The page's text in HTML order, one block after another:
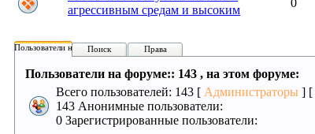
агрессивным средам и высоким
0
Пользователи на форуме:
Поиск Права
Пользователи на форуме:: 143 , на этом форуме:
Всего пользователей: 143 [ Администраторы ] [
143 Анонимные пользователи:
0 Зарегистрированные пользователи: